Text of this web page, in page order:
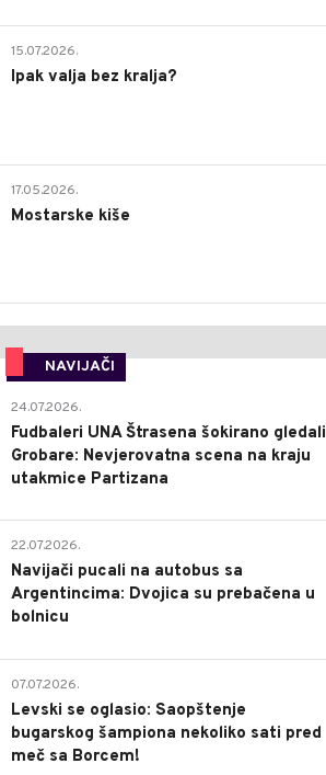
15.07.2026.
Ipak valja bez kralja?
17.05.2026.
Mostarske kiše
NAVIJAČI
24.07.2026.
Fudbaleri UNA Štrasena šokirano gledali
Grobare: Nevjerovatna scena na kraju
utakmice Partizana
22.07.2026.
Navijači pucali na autobus sa
Argentincima: Dvojica su prebačena u
bolnicu
07.07.2026.
Levski se oglasio: Saopštenje
bugarskog šampiona nekoliko sati pred
meč sa Borcem!